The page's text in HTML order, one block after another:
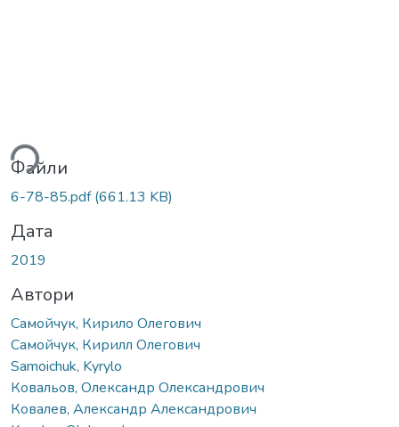
Файли
6-78-85.pdf(661.13 KB)
Дата
2019
Автори
Самойчук, Кирило Олегович
Самойчук, Кирилл Олегович
Samoichuk, Kyrylo
Ковальов, Олександр Олександрович
Ковалев, Александр Александрович